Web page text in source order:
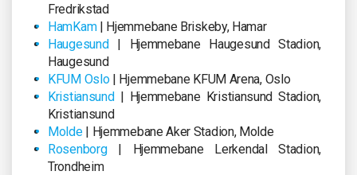
Fredrikstad
HamKam| Hjemmebane Briskeby, Hamar
Haugesund| Hjemmebane Haugesund Stadion,
Haugesund
KFUM Oslo| Hjemmebane KFUM Arena, Oslo
Kristiansund| Hjemmebane Kristiansund Stadion,
Kristiansund
Molde| Hjemmebane Aker Stadion, Molde
Rosenborg| Hjemmebane Lerkendal Stadion,
Trondheim